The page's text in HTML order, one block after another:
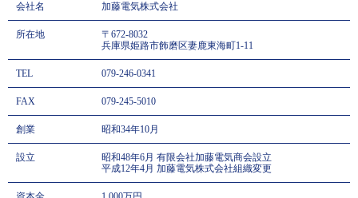
会社名 加藤電気株式会社
所在地
〒672-8032
兵庫県姫路市飾磨区妻鹿東海町1-11
TEL 079-246-0341
FAX 079-245-5010
創業 昭和34年10月
設立
昭和48年6月 有限会社加藤電気商会設立
平成12年4月 加藤電気株式会社組織変更